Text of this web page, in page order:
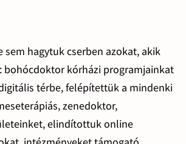
sem hagytuk cserben azokat, akik
bohócdoktor kórházi programjainkat
térbe, felépítettük a mindenki
zenedoktor,
elindítottuk online